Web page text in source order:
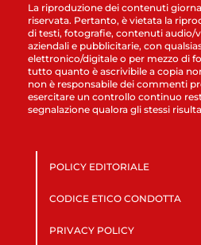
La riproduzione dei contenuti
riservata. Pertanto, è vietata la
di testi, fotografie, contenuti audio/
aziendali e pubblicitarie, con
elettronico/digitale o per mezzo di
tutto quanto è ascrivibile a copia
non è responsabile dei commenti
esercitare un controllo continuo
segnalazione qualora gli stessi
POLICY EDITORIALE
CODICE ETICO CONDOTTA
PRIVACY POLICY